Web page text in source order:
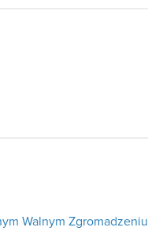
Walnym Zgromadzeniu